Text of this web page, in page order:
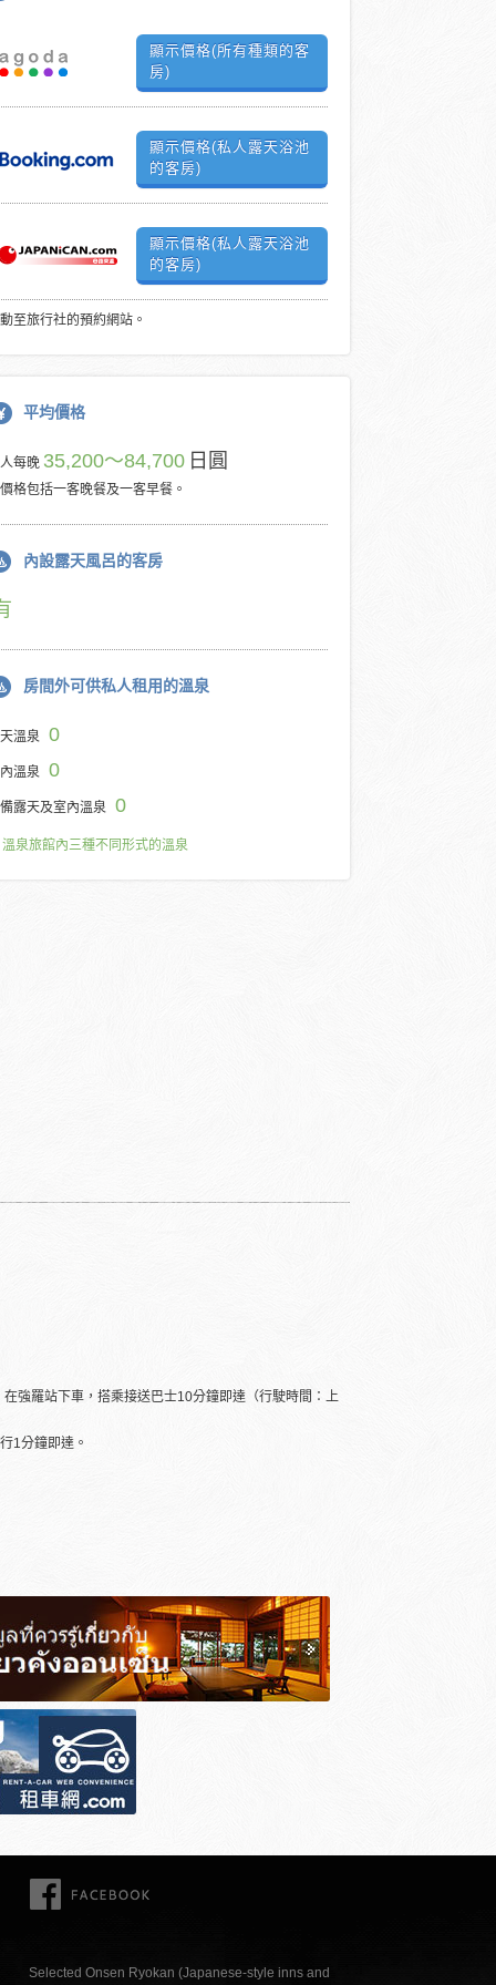
顯示價格(所有種類的客
房)
顯示價格(私人露天浴池
的客房)
顯示價格(私人露天浴池
的客房)
至旅行社的預約網站。
平均價格
每晚 35,200～84,700 日圓
格包括一客晚餐及一客早餐。
內設露天風呂的客房
房間外可供私人租用的溫泉
溫泉 0
溫泉 0
露天及室內溫泉 0
溫泉旅館內三種不同形式的溫泉
強羅站下車，搭乘接送巴士10分鐘即達（行駛時間：上
1分鐘即達。
Selected Onsen Ryokan (Japanese-style inns and